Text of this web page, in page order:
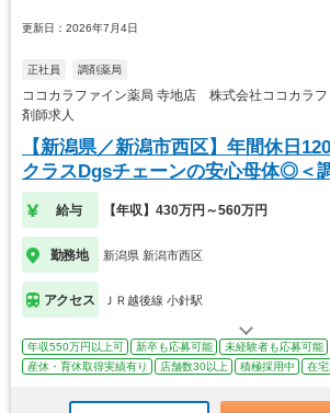
更新日：2026年7月4日
正社員 調剤薬局
ココカラファイン薬局 寺地店 株式会社ココカラ
剤師求人
【新潟県／新潟市西区】年間休日
クラスDgsチェーンの安心母体◎＜
給与 【年収】430万円～560万円
勤務地 新潟県 新潟市西区
アクセス ＪＲ越後線 小針駅
年収550万円以上可 新卒も応募可能 未経験者も応募可能
産休・育休取得実績有り
店舗数30以上 積極採用中 在